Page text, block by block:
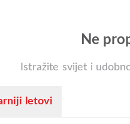
Ne
Istražite svijet i
letovi